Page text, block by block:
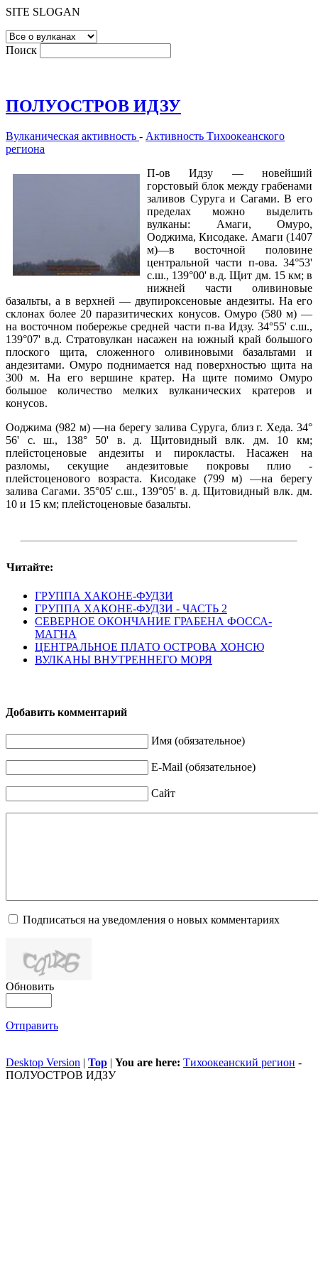
SITE SLOGAN
Поиск
ПОЛУОСТРОВ ИДЗУ
Вулканическая активность - Активность Тихоокеанского
региона
П-ов Идзу — новейший
горстовый блок между грабенами
заливов Суруга и Сагами. В его
пределах можно выделить
вулканы: Амаги, Омуро,
Ооджима, Кисодаке. Амаги (1407
м)—в восточной половине
центральной части п-ова. 34°53'
с.ш., 139°00' в.д. Щит дм. 15 км; в
нижней части оливиновые
базальты, а в верхней — двупироксеновые андезиты. На его
склонах более 20 паразитических конусов. Омуро (580 м) —
на восточном побережье средней части п-ва Идзу. 34°55' с.ш.,
139°07' в.д. Стратовулкан насажен на южный край большого
плоского щита, сложенного оливиновыми базальтами и
андезитами. Омуро поднимается над поверхностью щита на
300 м. На его вершине кратер. На щите помимо Омуро
большое количество мелких вулканических кратеров и
конусов.
Ооджима (982 м) —на берегу залива Суруга, близ г. Хеда. 34°
56' с. ш., 138° 50' в. д. Щитовидный влк. дм. 10 км;
плейстоценовые андезиты и пирокласты. Насажен на
разломы, секущие андезитовые покровы плио -
плейстоценового возраста. Кисодаке (799 м) —на берегу
залива Сагами. 35°05' с.ш., 139°05' в. д. Щитовидный влк. дм.
10 и 15 км; плейстоценовые базальты.
Читайте:
ГРУППА ХАКОНЕ-ФУДЗИ
ГРУППА ХАКОНЕ-ФУДЗИ - ЧАСТЬ 2
СЕВЕРНОЕ ОКОНЧАНИЕ ГРАБЕНА ФОССА-
МАГНА
ЦЕНТРАЛЬНОЕ ПЛАТО ОСТРОВА ХОНСЮ
ВУЛКАНЫ ВНУТРЕННЕГО МОРЯ
Добавить комментарий
Имя (обязательное)
E-Mail (обязательное)
Сайт
Подписаться на уведомления о новых комментариях
Обновить
Отправить
Desktop Version | Top | You are here: Тихоокеанский регион -
ПОЛУОСТРОВ ИДЗУ